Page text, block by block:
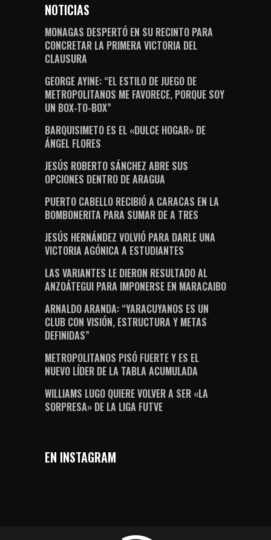
NOTICIAS
MONAGAS DESPERTÓ EN SU RECINTO PARA
CONCRETAR LA PRIMERA VICTORIA DEL
CLAUSURA
GEORGE AYINE: “EL ESTILO DE JUEGO DE
METROPOLITANOS ME FAVORECE, PORQUE SOY
UN BOX-TO-BOX”
BARQUISIMETO ES EL «DULCE HOGAR» DE
ÁNGEL FLORES
JESÚS ROBERTO SÁNCHEZ ABRE SUS
OPCIONES DENTRO DE ARAGUA
PUERTO CABELLO RECIBIÓ A CARACAS EN LA
BOMBONERITA PARA SUMAR DE A TRES
JESÚS HERNÁNDEZ VOLVIÓ PARA DARLE UNA
VICTORIA AGÓNICA A ESTUDIANTES
LAS VARIANTES LE DIERON RESULTADO AL
ANZOÁTEGUI PARA IMPONERSE EN MARACAIBO
ARNALDO ARANDA: “YARACUYANOS ES UN
CLUB CON VISIÓN, ESTRUCTURA Y METAS
DEFINIDAS”
METROPOLITANOS PISÓ FUERTE Y ES EL
NUEVO LÍDER DE LA TABLA ACUMULADA
WILLIAMS LUGO QUIERE VOLVER A SER «LA
SORPRESA» DE LA LIGA FUTVE
EN INSTAGRAM